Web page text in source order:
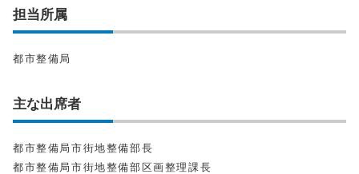
担当所属
都市整備局
主な出席者
都市整備局市街地整備部長
都市整備局市街地整備部区画整理課長